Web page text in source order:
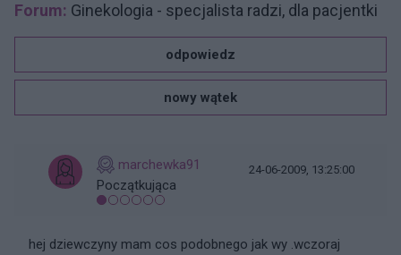
Forum: Ginekologia - specjalista radzi, dla pacjentki
odpowiedz
nowy wątek
marchewka91
Początkująca
24-06-2009, 13:25:00
hej dziewczyny mam cos podobnego jak wy .wczoraj